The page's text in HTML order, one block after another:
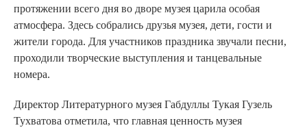
протяжении всего дня во дворе музея царила особая
атмосфера. Здесь собрались друзья музея, дети, гости и
жители города. Для участников праздника звучали песни,
проходили творческие выступления и танцевальные
номера.
Директор Литературного музея Габдуллы Тукая Гузель
Тухватова отметила, что главная ценность музея